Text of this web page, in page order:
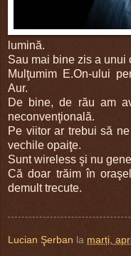
lumină.
Sau mai bine zis a unui
Mulţumim E.On-ului
Aur.
De bine, de rău am
neconvenţională.
Pe viitor ar trebui să
vechile opaiţe.
Sunt wireless şi nu
Că doar trăim în
demult trecute.
Lucian Şerban la marți,